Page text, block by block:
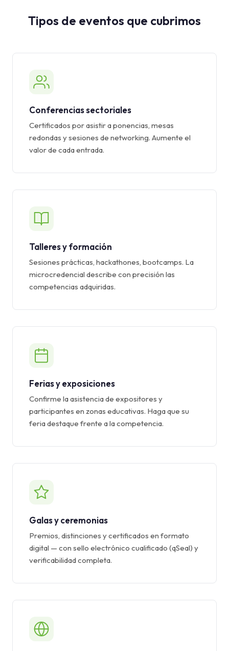
Tipos de eventos que cubrimos
Conferencias sectoriales
Certificados por asistir a ponencias, mesas
redondas y sesiones de networking. Aumente el
valor de cada entrada.
Talleres y formación
Sesiones prácticas, hackathones, bootcamps. La
microcredencial describe con precisión las
competencias adquiridas.
Ferias y exposiciones
Confirme la asistencia de expositores y
participantes en zonas educativas. Haga que su
feria destaque frente a la competencia.
Galas y ceremonias
Premios, distinciones y certificados en formato
digital — con sello electrónico cualificado (qSeal) y
verificabilidad completa.